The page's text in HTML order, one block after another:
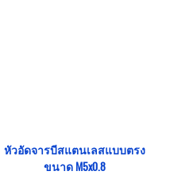
หัวอัดจารบีสแตนเลสแบบตรง
ขนาด M5x0.8